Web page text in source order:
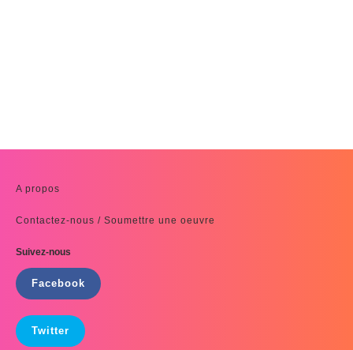
A propos
Contactez-nous / Soumettre une oeuvre
Suivez-nous
Facebook
Twitter